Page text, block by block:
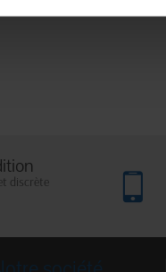
discrète